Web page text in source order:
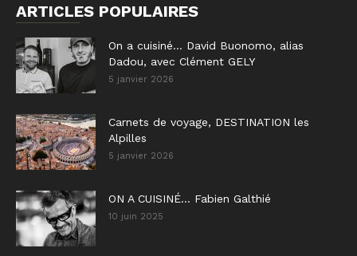
ARTICLES POPULAIRES
On a cuisiné… David Buonomo, alias
Dadou, avec Clément GELY
5 janvier 2026
Carnets de voyage, DESTINATION les
Alpilles
5 janvier 2026
ON A CUISINÉ… Fabien Galthié
10 juin 2025